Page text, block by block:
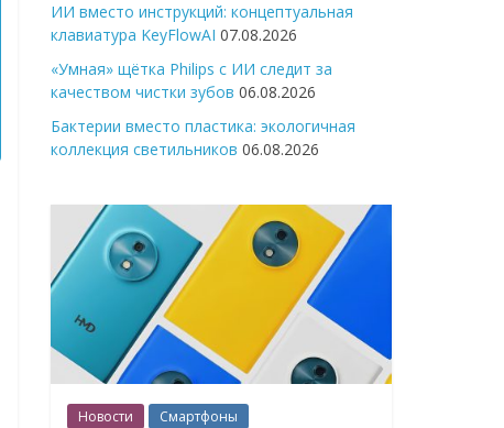
ИИ вместо инструкций: концептуальная
клавиатура KeyFlowAI 07.08.2026
«Умная» щётка Philips с ИИ следит за
качеством чистки зубов 06.08.2026
Бактерии вместо пластика: экологичная
коллекция светильников 06.08.2026
Новости Смартфоны